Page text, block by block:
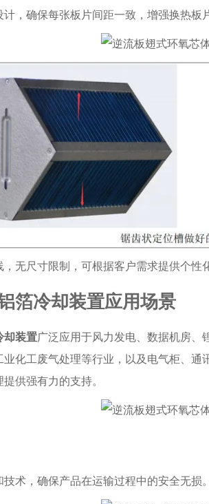
计，确保每张板片间距一致，增强换热板
，无尺寸限制，可根据客户需求提供个性
箔冷却装置应用场景
却装置广泛应用于风力发电、数据机房、
化工废气处理等行业，以及电气柜、
供强有力的支持。
术，确保产品在运输过程中的安全无损